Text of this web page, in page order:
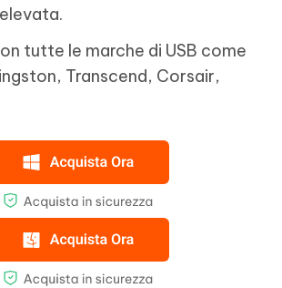
tutte le marche di USB come
Transcend, Corsair,